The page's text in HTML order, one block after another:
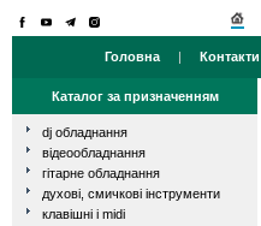
Головна | Контакти
Каталог за призначенням
dj обладнання
відеообладнання
гітарне обладнання
духові, смичкові інструменти
клавішні і midi